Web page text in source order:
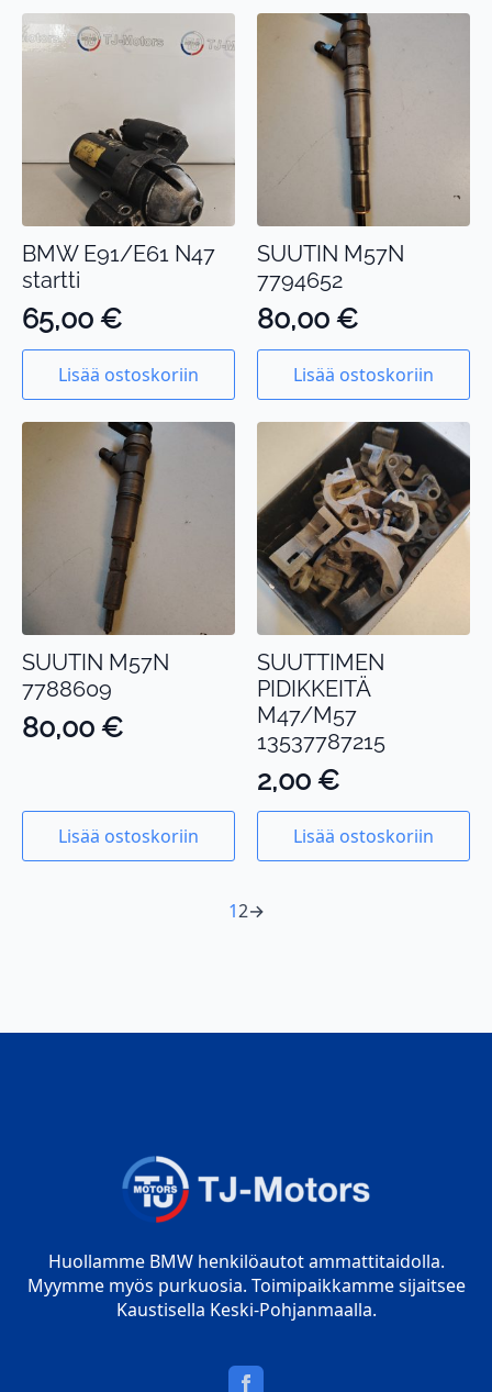
BMW E91/E61 N47
startti
65,00 €
Lisää ostoskoriin
SUUTIN M57N
7794652
80,00 €
Lisää ostoskoriin
SUUTIN M57N
7788609
80,00 €
Lisää ostoskoriin
SUUTTIMEN
PIDIKKEITÄ
M47/M57
13537787215
2,00 €
Lisää ostoskoriin
12→
Huollamme BMW henkilöautot ammattitaidolla.
Myymme myös purkuosia. Toimipaikkamme sijaitsee
Kaustisella Keski-Pohjanmaalla.